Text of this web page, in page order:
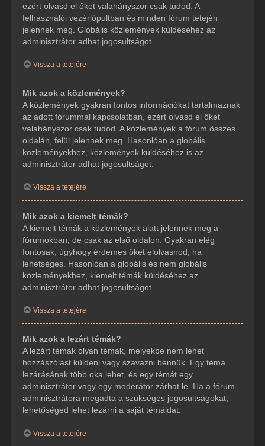
ezért olvasd el őket valahányszor csak tudod. A
felhasználói vezérlőpultban és minden fórum tetején
jelennek meg. Globális közlemények küldéséhez az
adminisztrátor adhat jogosultságot.
Vissza a tetejére
Mik azok a közlemények?
A közlemények gyakran fontos információkat tartalmaznak
az adott fórummal kapcsolatban, ezért olvasd el őket
valahányszor csak tudod. A közlemények a fórum összes
oldalán, felül jelennek meg. Hasonlóan a globális
közleményekhez, közlemények küldéséhez is az
adminisztrátor adhat jogosultságot.
Vissza a tetejére
Mik azok a kiemelt témák?
A kiemelt témák a közlemények alatt jelennek meg a
fórumokban, de csak az első oldalon. Gyakran elég
fontosak, úgyhogy érdemes őket elolvasnod, ha
lehetséges. Hasonlóan a globális és nem globális
közleményekhez, kiemelt témák küldéséhez az
adminisztrátor adhat jogosultságot.
Vissza a tetejére
Mik azok a lezárt témák?
A lezárt témák olyan témák, melyekbe nem lehet
hozzászólást küldeni vagy szavazni bennük. Egy téma
lezárásának több oka lehet, és egy témát egy
adminisztrátor vagy egy moderátor zárhat le. Ha a fórum
adminisztrátora megadta a szükséges jogosultságokat,
lehetőséged lehet lezárni a saját témáidat.
Vissza a tetejére